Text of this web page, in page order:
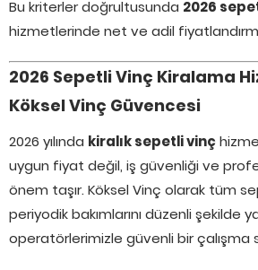
Bu kriterler doğrultusunda 2026
hizmetlerinde net ve adil
2026 Sepetli Vinç Kiralama
Köksel Vinç Güvencesi
2026 yılında kiralık sepetli vinç
uygun fiyat değil, iş güvenliği ve
önem taşır. Köksel Vinç olarak tüm
periyodik bakımlarını düzenli şekilde
operatörlerimizle güvenli bir çalışma